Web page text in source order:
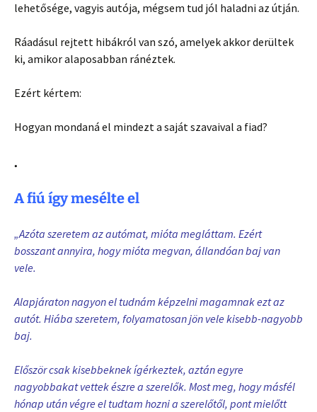
lehetősége, vagyis autója, mégsem tud jól haladni az útján.
Ráadásul rejtett hibákról van szó, amelyek akkor derültek
ki, amikor alaposabban ránéztek.
Ezért kértem:
Hogyan mondaná el mindezt a saját szavaival a fiad?
.
A fiú így mesélte el
„Azóta szeretem az autómat, mióta megláttam. Ezért
bosszant annyira, hogy mióta megvan, állandóan baj van
vele.
Alapjáraton nagyon el tudnám képzelni magamnak ezt az
autót. Hiába szeretem, folyamatosan jön vele kisebb-nagyobb
baj.
Először csak kisebbeknek ígérkeztek, aztán egyre
nagyobbakat vettek észre a szerelők. Most meg, hogy másfél
hónap után végre el tudtam hozni a szerelőtől, pont mielőtt